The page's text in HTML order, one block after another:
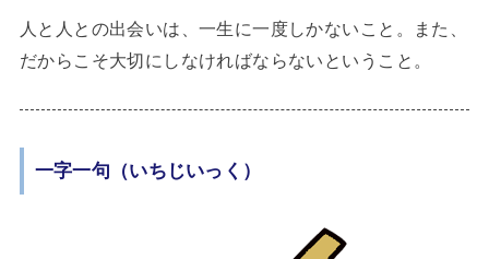
人と人との出会いは、一生に一度しかないこと。また、
だからこそ大切にしなければならないということ。
一字一句（いちじいっく）